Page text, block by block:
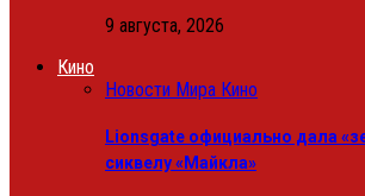
9 августа, 2026
Кино
Новости Мира Кино
Lionsgate официально дала
сиквелу «Майкла»